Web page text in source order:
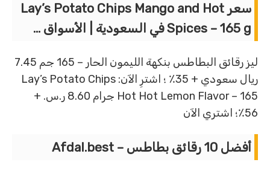
سعر Lay’s Potato Chips Mango and Hot
Spices – 165 g في السعودية | الأسواق …
ليز رقائق البطاطس بنكهة الليمون الحار – 165 جم 7.45
ريال سعودي + 35٪ ؛ اشترِ الآن: Lay’s Potato Chips
Hot Hot Lemon Flavor – 165 جرام 8.60 ر.س. +
56٪؛ اشتري الآن
أفضل 10 رقائق بطاطس – Afdal.best